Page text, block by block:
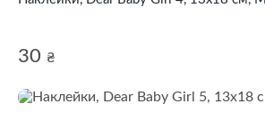
30 ₴